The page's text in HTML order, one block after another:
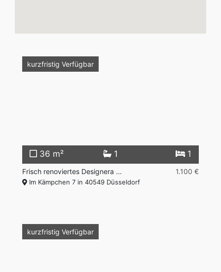
Vermietet
kurzfristig Verfügbar
36 m² 1 1
Frisch renoviertes Designera ... 1.100 €
Im Kämpchen 7 in 40549 Düsseldorf
Vermietet
kurzfristig Verfügbar